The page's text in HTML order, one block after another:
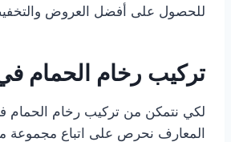
للحصول على أفضل العروض
تركيب رخام الحمام
لكي نتمكن من تركيب رخام
المعارف نحرص على اتباع مجموعة